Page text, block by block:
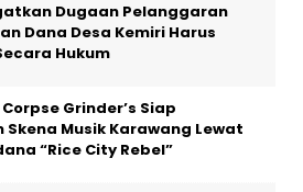
Dugaan Pelanggaran
Dana Desa Kemiri Harus
Hukum
Grinder’s Siap
Skena Musik Karawang Lewat
“Rice City Rebel”